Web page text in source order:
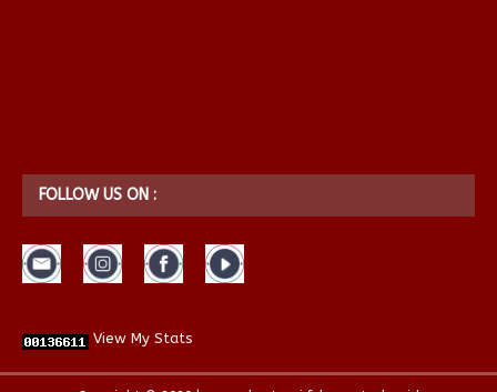
FOLLOW US ON :
View My Stats